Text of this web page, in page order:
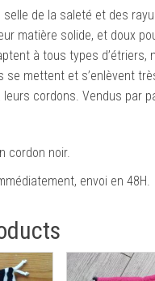
de la saleté et des
matière solide, et doux
à tous types d’étriers,
se mettent et s’enlèvent
cordons. Vendus par
cordon noir.
envoi en 48H.